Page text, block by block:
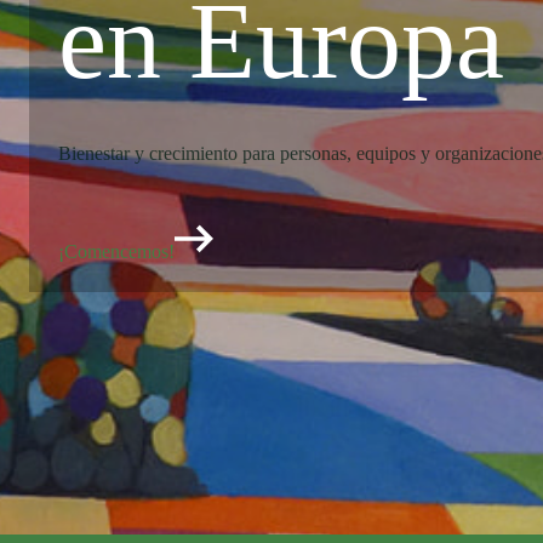
en Europa
Bienestar y crecimiento para personas, equipos y
¡Comencemos!